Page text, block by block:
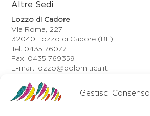
Gestisci Consenso
Altre Sedi
Lozzo di Cadore
Via Roma, 227
32040 Lozzo di Cadore (BL)
Tel. 0435 76077
Fax. 0435 769359
E-mail. lozzo@dolomitica.it
Auronzo di Cadore
Via Unione, 21/B
32041 Auronzo di Cadore (BL)